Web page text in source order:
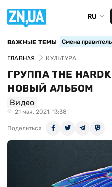
RU
ВАЖНЫЕ ТЕМЫ Смена
ГЛАВНАЯ КУЛЬТУРА
ГРУППА THE
НОВЫЙ АЛЬБОМ
Видео
21 мая, 2021, 13:38
Поделиться